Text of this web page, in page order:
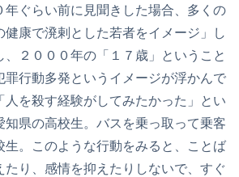
年ぐらい前に見聞きした場合、多くの
健康で溌剌とした若者をイメージ」し
、２０００年の「１７歳」ということ
罪行動多発というイメージが浮かんで
人を殺す経験がしてみたかった」とい
知県の高校生。バスを乗っ取って乗客
生。このような行動をみると、ことば
たり、感情を抑えたりしないで、すぐ